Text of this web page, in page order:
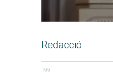
Redacció
199